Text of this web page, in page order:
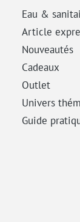
Eau &
Article
Nouveautés
Cadeaux
Outlet
Univers
Guide